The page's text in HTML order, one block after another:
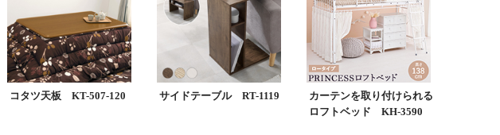
コタツ天板 KT-507-120 サイドテーブル RT-1119
カーテンを取り付けられる
ロフトベッド KH-3590